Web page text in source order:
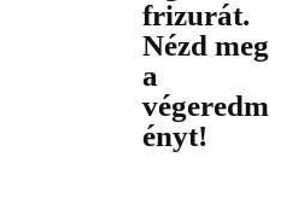
frizurát.
Nézd meg
a
végeredm
ényt!